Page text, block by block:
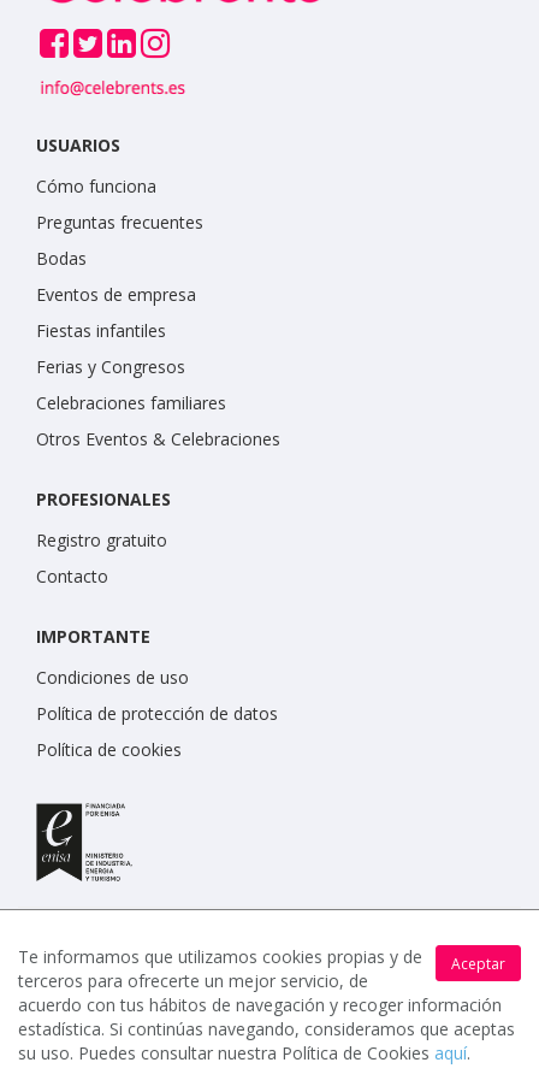
USUARIOS
Cómo funciona
Preguntas frecuentes
Bodas
Eventos de empresa
Fiestas infantiles
Ferias y Congresos
Celebraciones familiares
Otros Eventos & Celebraciones
PROFESIONALES
Registro gratuito
Contacto
IMPORTANTE
Condiciones de uso
Política de protección de datos
Política de cookies
www.celebrents.es tiene una calificación de 5 / 5 otorgada
por 7900 miembros.
Aceptar
Te informamos que utilizamos cookies propias y de
terceros para ofrecerte un mejor servicio, de
acuerdo con tus hábitos de navegación y recoger información
estadística. Si continúas navegando, consideramos que aceptas
su uso. Puedes consultar nuestra Política de Cookies aquí.